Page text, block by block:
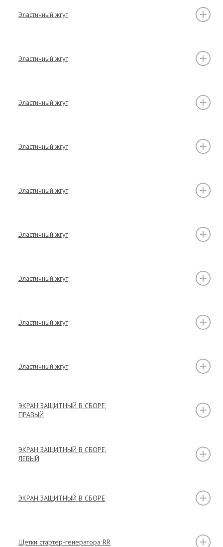
Эластичный жгут
Эластичный жгут
Эластичный жгут
Эластичный жгут
Эластичный жгут
Эластичный жгут
Эластичный жгут
Эластичный жгут
Эластичный жгут
ЭКРАН ЗАЩИТНЫЙ В СБОРЕ,
ПРАВЫЙ
ЭКРАН ЗАЩИТНЫЙ В СБОРЕ,
ЛЕВЫЙ
ЭКРАН ЗАЩИТНЫЙ В СБОРЕ
Щетки стартер-генератора RR